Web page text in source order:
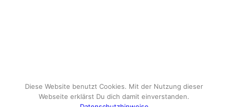
Diese Website benutzt Cookies. Mit der Nutzung dieser
Webseite erklärst Du dich damit einverstanden.